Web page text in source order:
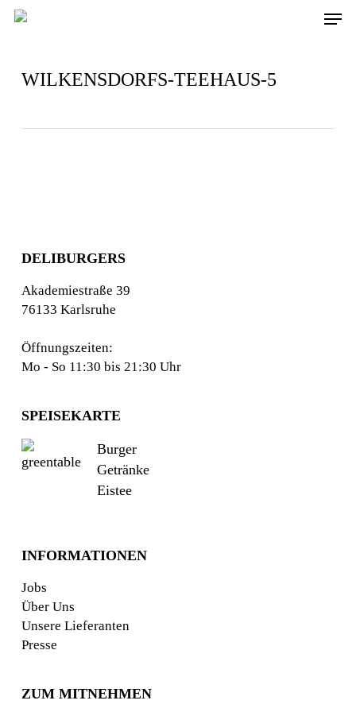
Skip
Menu
WILKENSDORFS-TEEHAUS-5
DELIBURGERS
Akademiestraße 39
76133 Karlsruhe
Öffnungszeiten:
Mo - So 11:30 bis 21:30 Uhr
SPEISEKARTE
Burger
Getränke
Eistee
INFORMATIONEN
Jobs
Über Uns
Unsere Lieferanten
Presse
ZUM MITNEHMEN